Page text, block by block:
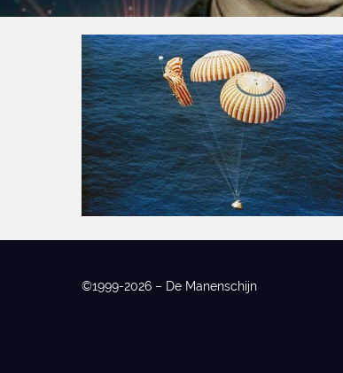
©1999-2026 – De Manenschijn